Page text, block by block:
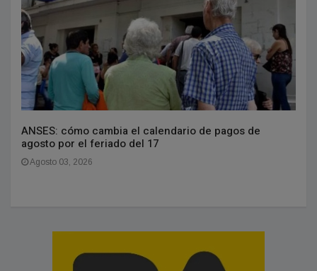
ANSES: cómo cambia el calendario de pagos de
agosto por el feriado del 17
Agosto 03, 2026